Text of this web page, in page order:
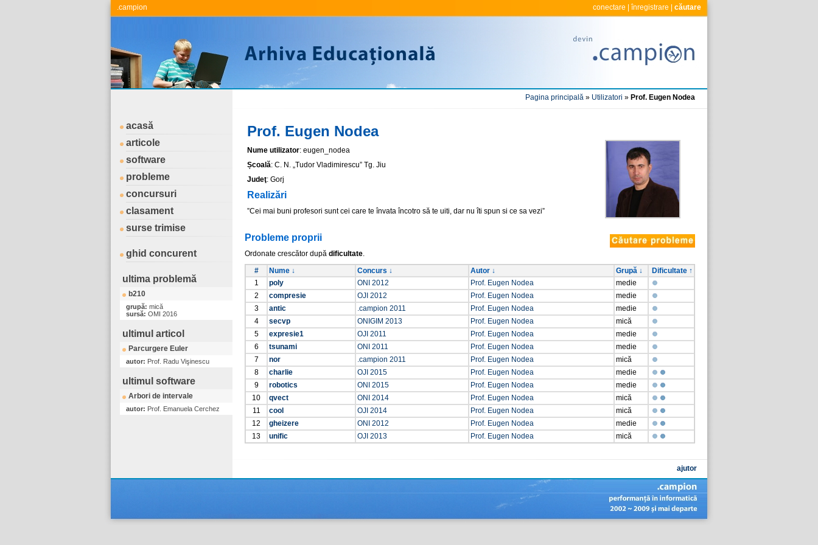
.campion conectare înregistrare căutare
Pagina principală » Utilizatori » Prof. Eugen Nodea
acasă
articole
software
probleme
concursuri
clasament
surse trimise
ghid concurent
ultima problemă
b210
grupă: mică
sursă: OMI 2016
ultimul articol
Parcurgere Euler
autor: Prof. Radu Vişinescu
ultimul software
Arbori de intervale
autor: Prof. Emanuela Cerchez
Prof. Eugen Nodea
Nume utilizator: eugen_nodea
Școală: C. N. „Tudor Vladimirescu” Tg. Jiu
Judeţ: Gorj
Realizări
”Cei mai buni profesori sunt cei care te învata încotro să te uiti, dar nu îti spun si ce sa vezi”
Probleme proprii
Ordonate crescător după dificultate.
#
Nume ↓ Concurs ↓ Autor ↓ Grupă ↓
Dificultate ↑
1
poly ONI 2012 Prof. Eugen Nodea
medie
2
compresie OJI 2012 Prof. Eugen Nodea
medie
3
antic .campion 2011 Prof. Eugen Nodea
medie
4
secvp ONIGIM 2013 Prof. Eugen Nodea
mică
5
expresie1 OJI 2011 Prof. Eugen Nodea
medie
6
tsunami ONI 2011 Prof. Eugen Nodea
medie
7
nor .campion 2011 Prof. Eugen Nodea
mică
8
charlie OJI 2015 Prof. Eugen Nodea
medie
9
robotics ONI 2015 Prof. Eugen Nodea
medie
10
qvect ONI 2014 Prof. Eugen Nodea
mică
11
cool OJI 2014 Prof. Eugen Nodea
mică
12
gheizere ONI 2012 Prof. Eugen Nodea
medie
13
unific OJI 2013 Prof. Eugen Nodea mică
ajutor